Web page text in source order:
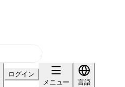
ログイン
メニュー
言語